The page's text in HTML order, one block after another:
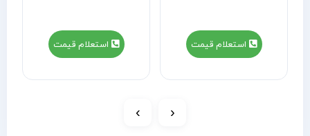
استعلام قیمت استعلام قیمت
‹
›